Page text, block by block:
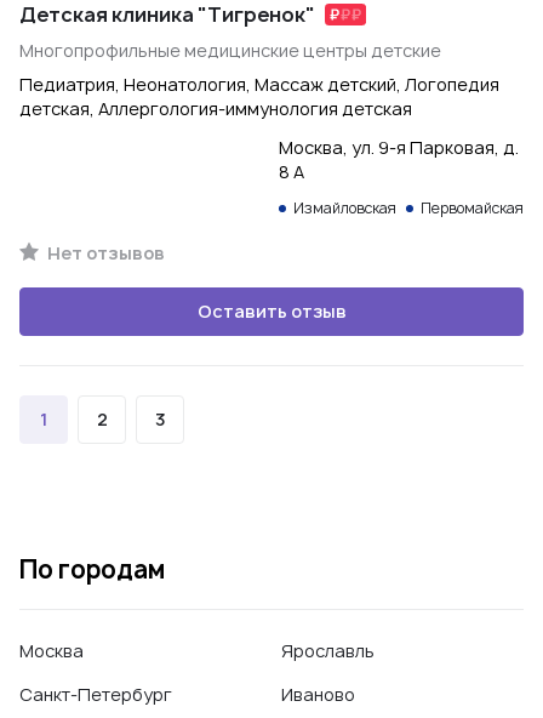
Детская клиника "Тигренок"
Многопрофильные медицинские центры детские
Педиатрия, Неонатология, Массаж детский, Логопедия
детская, Аллергология-иммунология детская
Москва, ул. 9-я Парковая, д.
8 А
Измайловская Первомайская
Нет отзывов
Оставить отзыв
1 2 3
По городам
Москва
Санкт-Петербург
Ярославль
Иваново